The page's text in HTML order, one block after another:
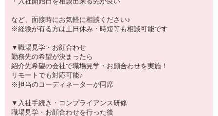
など、面接時にお気軽に相談ください♪
※経験が有る方は土日休み・時短等も相談可能です
▼職場見学・お顔合わせ
勤務先の希望が決まったら
紹介先希望の会社で職場見学・お顔合わせを実施！
リモートでも対応可能♪
※担当のコーディネーターが同席
▼入社手続き・コンプライアンス研修
職場見学・お顔合わせを行った後